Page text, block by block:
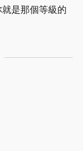
是那個等級的